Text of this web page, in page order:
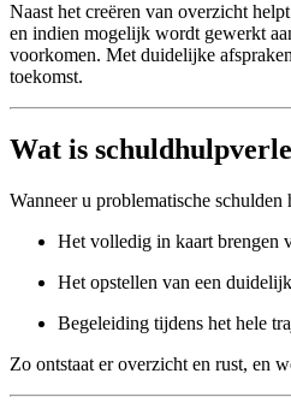
Naast het creëren van overzicht
en indien mogelijk wordt gewerkt
voorkomen. Met duidelijke
toekomst.
Wat is
Wanneer u problematische
Het volledig in kaart brengen
Het opstellen van een
Begeleiding tijdens het hele
Zo ontstaat er overzicht en rust, en